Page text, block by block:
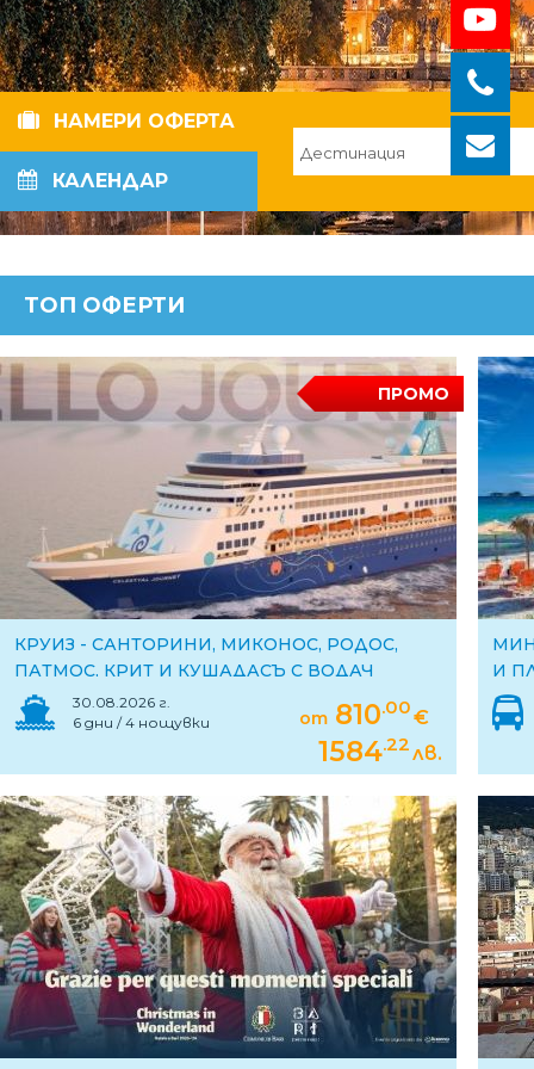
НАМЕРИ ОФЕРТА
КАЛЕНДАР
ТОП ОФЕРТИ
ПРОМО
КРУИЗ - САНТОРИНИ, МИКОНОС, РОДОС,
ПАТМОС, КРИТ И КУШАДАСЪ С ВОДАЧ
30.08.2026 г.
6 дни / 4 нощувки
от 810.00€
1584.22лв.
И